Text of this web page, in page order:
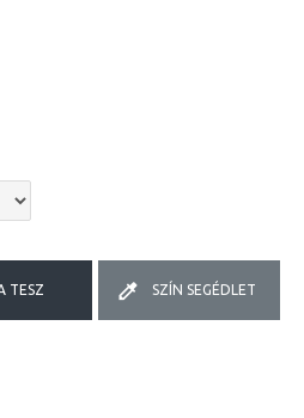
TESZ SZÍN SEGÉDLET